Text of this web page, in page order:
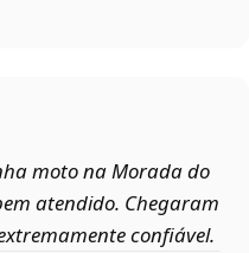
moto na Morada do
atendido. Chegaram
confiável.